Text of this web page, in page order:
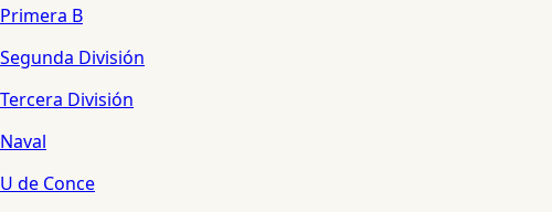
Primera B
Segunda División
Tercera División
Naval
U de Conce